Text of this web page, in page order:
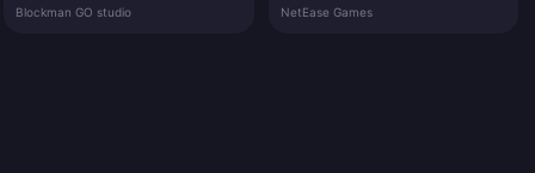
Blockman GO studio NetEase Games